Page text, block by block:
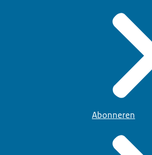
Abonneren